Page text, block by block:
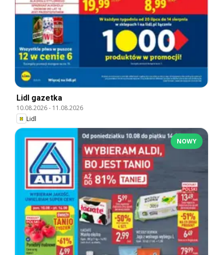
Lidl gazetka
10.08.2026- 11.08.2026
Lidl
NOWY